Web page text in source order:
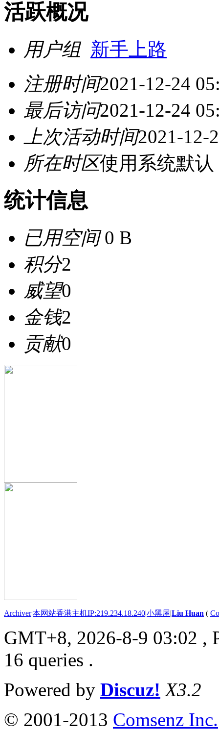
活跃概况
用户组 新手上路
注册时间2021-12-24
最后访问2021-12-24
上次活动时间2021-12-
所在时区使用系统默认
统计信息
已用空间0 B
积分2
威望0
金钱2
贡献0
Archiver|本网站香港主机IP:219.234.18.240|小黑屋|Liu Huan (
GMT+8, 2026-8-9 03:02 ,
16 queries .
Powered by Discuz! X3.2
© 2001-2013 Comsenz Inc.